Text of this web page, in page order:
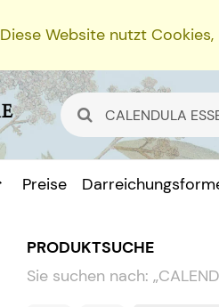
Diese Website nutzt
Preise
PRODUKTSUCHE
Sie suchen nach: „